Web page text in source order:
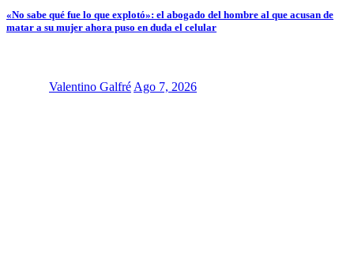
«No sabe qué fue lo que explotó»: el abogado del hombre al que acusan de
matar a su mujer ahora puso en duda el celular
Valentino Galfré Ago 7, 2026